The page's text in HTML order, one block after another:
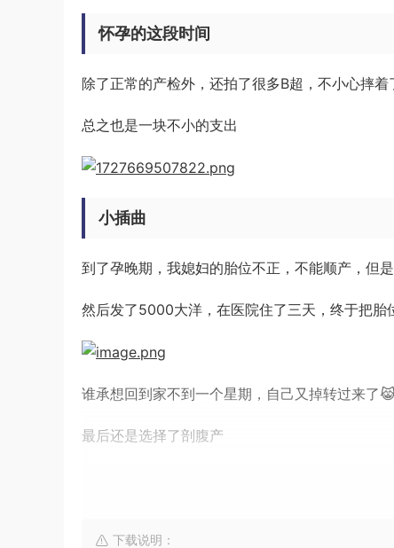
怀孕的这段时间
除了正常的产检外，还拍了很多B超，不小心摔
总之也是一块不小的支出
小插曲
到了孕晚期，我媳妇的胎位不正，不能顺产，但
然后发了5000大洋，在医院住了三天，终于把胎
谁承想回到家不到一个星期，自己又掉转过来了
最后还是选择了剖腹产
下载说明：